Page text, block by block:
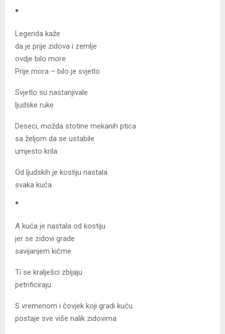
*
Legenda kaže
da je prije zidova i zemlje
ovdje bilo more
Prije mora – bilo je svjetlo
Svjetlo su nastanjivale
ljudske ruke
Deseci, možda stotine mekanih ptica
sa željom da se ustabile
umjesto krila
Od ljudskih je kostiju nastala
svaka kuća
*
A kuća je nastala od kostiju
jer se zidovi grade
savijanjem kičme
Ti se kralješci zbijaju
petrificiraju
S vremenom i čovjek koji gradi kuću
postaje sve više nalik zidovima